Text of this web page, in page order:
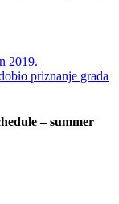
2019.
priznanje grada
– summer